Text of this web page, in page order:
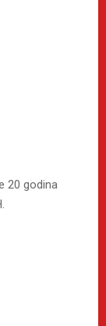
20 godina